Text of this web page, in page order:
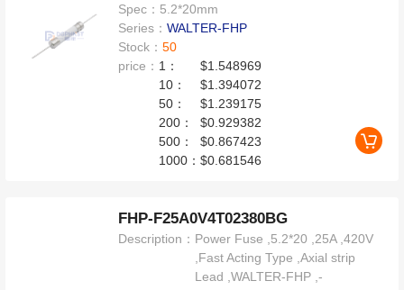
Spec： 5.2*20mm
Series：WALTER-FHP
Stock：50
price： 1：
$1.548969
10：
$1.394072
50：
$1.239175
200：
$0.929382
500：
$0.867423
1000：$0.681546
FHP-F25A0V4T02380BG
Description： Power Fuse ,5.2*20 ,25A ,420V
,Fast Acting Type ,Axial strip
Lead ,WALTER-FHP ,-